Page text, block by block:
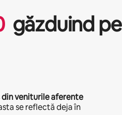
găzduind pe
din veniturile aferente
se reflectă deja în